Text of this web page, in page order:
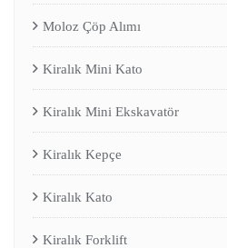
Moloz Çöp Alımı
Kiralık Mini Kato
Kiralık Mini Ekskavatör
Kiralık Kepçe
Kiralık Kato
Kiralık Forklift